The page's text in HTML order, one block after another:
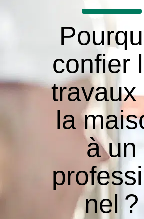
confier
travaux
la
à un
nel ?